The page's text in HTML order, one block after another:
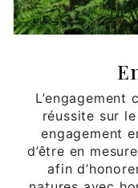
réussite sur
engagement
d’être en
afin